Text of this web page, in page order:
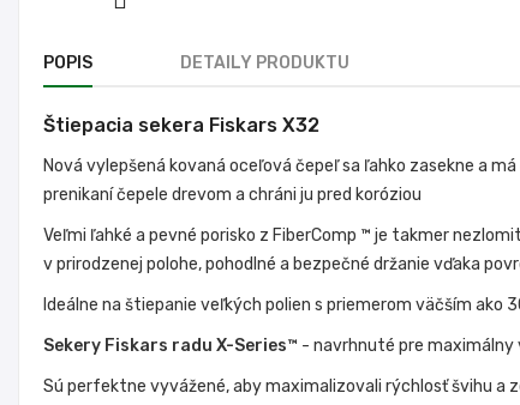
POPIS DETAILY PRODUKTU
Štiepacia sekera Fiskars X32
Nová vylepšená kovaná oceľová čepeľ sa ľahko zasekne a
prenikaní čepele drevom a chráni ju pred koróziou
Veľmi ľahké a pevné porisko z FiberComp ™ je takmer
v prirodzenej polohe, pohodlné a bezpečné držanie vďaka
Ideálne na štiepanie veľkých polien s priemerom väčším ako
Sekery Fiskars radu X-Series™ - navrhnuté pre maximálny
Sú perfektne vyvážené, aby maximalizovali rýchlosť švihu a